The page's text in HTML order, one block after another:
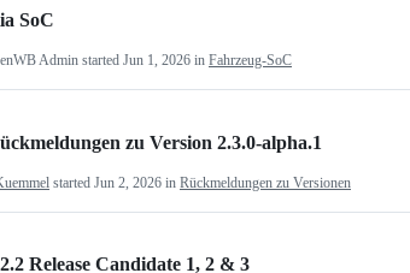
SoC
Admin started Jun 1, 2026 in Fahrzeug-SoC
zu Version 2.3.0-alpha.1
started Jun 2, 2026 in Rückmeldungen zu Versionen
Release Candidate 1, 2 & 3